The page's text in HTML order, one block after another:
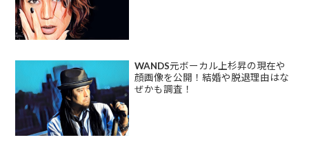
WANDS元ボーカル上杉昇の現在や
顔画像を公開！結婚や脱退理由はな
ぜかも調査！